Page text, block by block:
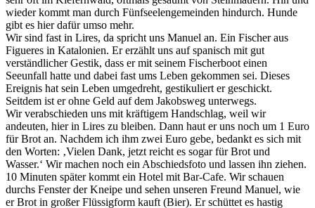
wieder kommt man durch Fünfseelengemeinden hindurch. Hunde
gibt es hier dafür umso mehr.
Wir sind fast in Lires, da spricht uns Manuel an. Ein Fischer aus
Figueres in Katalonien. Er erzählt uns auf spanisch mit gut
verständlicher Gestik, dass er mit seinem Fischerboot einen
Seeunfall hatte und dabei fast ums Leben gekommen sei. Dieses
Ereignis hat sein Leben umgedreht, gestikuliert er geschickt.
Seitdem ist er ohne Geld auf dem Jakobsweg unterwegs.
Wir verabschieden uns mit kräftigem Handschlag, weil wir
andeuten, hier in Lires zu bleiben. Dann haut er uns noch um 1 Euro
für Brot an. Nachdem ich ihm zwei Euro gebe, bedankt es sich mit
den Worten: ‚Vielen Dank, jetzt reicht es sogar für Brot und
Wasser.‘ Wir machen noch ein Abschiedsfoto und lassen ihn ziehen.
10 Minuten später kommt ein Hotel mit Bar-Cafe. Wir schauen
durchs Fenster der Kneipe und sehen unseren Freund Manuel, wie
er Brot in großer Flüssigform kauft (Bier). Er schüttet es hastig